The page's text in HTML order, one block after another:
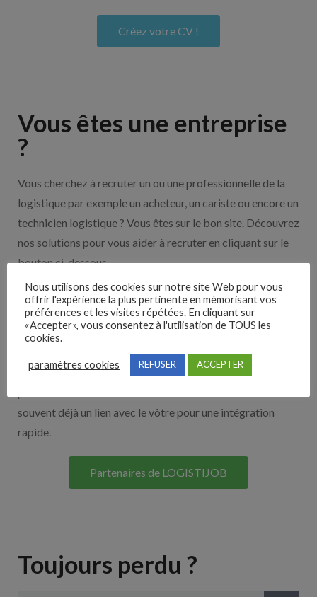
Créez votre CV !
Vous êtes une entreprise
?
Vous cherchez à recruter un ou une professionnelle de la
logistique par exemple un acheteur, un cariste ou encore un
technicien logistique ? Vous êtes sur le bon site. Découvrez
nos solutions pour vous aider à recruter en cliquant sur le
bouton ci-dessous.
Nos solutions entreprises
Découvrez nos partenaires ! Moteurs de recherches,
multidiffuseurs, sites payant… nombreux sont nos
souvent déjà un lien avec le vôtre pour une intégration
rapide.
Partenaires de LOGISTIJOB
Toujours perdu ?
Nous utilisons des cookies sur notre site Web pour vous
offrir l'expérience la plus pertinente en mémorisant vos
préférences et les visites répétées. En cliquant sur
«Accepter», vous consentez à l'utilisation de TOUS les
cookies.
paramètres cookies REFUSER ACCEPTER